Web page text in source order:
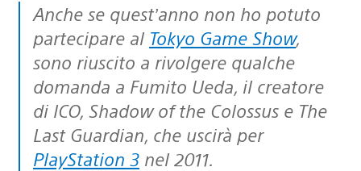
Anche se quest’anno non ho potuto
partecipare al Tokyo Game Show,
sono riuscito a rivolgere qualche
domanda a Fumito Ueda, il creatore
di ICO, Shadow of the Colossus e The
Last Guardian, che uscirà per
PlayStation 3 nel 2011.